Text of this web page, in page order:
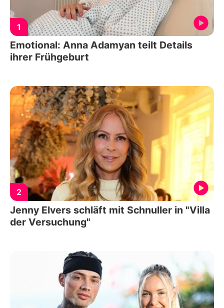
1
Emotional: Anna Adamyan teilt Details
ihrer Frühgeburt
2
Jenny Elvers schläft mit Schnuller in "Villa
der Versuchung"